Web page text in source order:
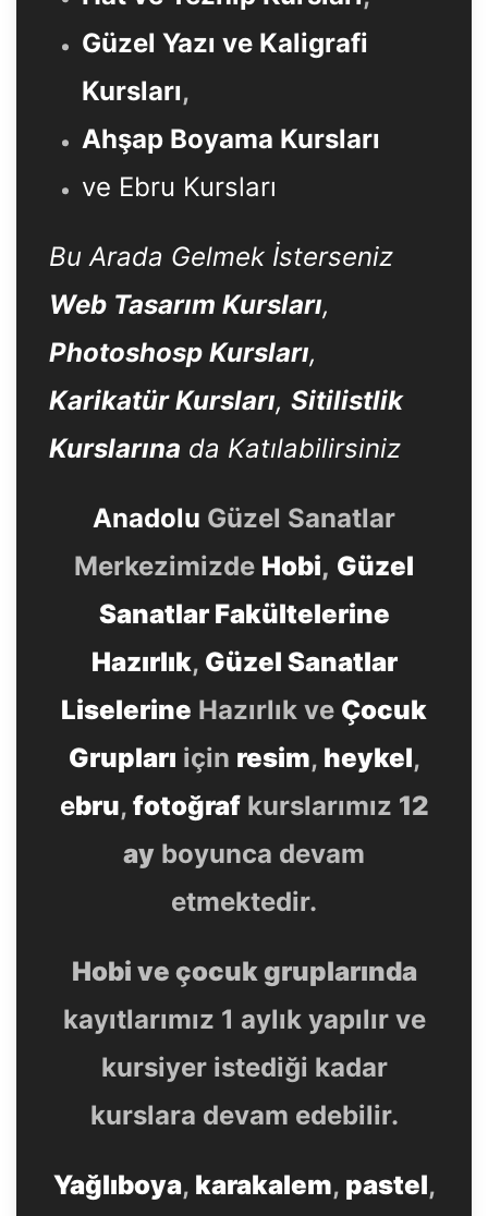
Güzel Yazı ve Kaligrafi
Kursları,
Ahşap Boyama Kursları
ve Ebru Kursları
Bu Arada Gelmek İsterseniz
Web Tasarım Kursları,
Photoshosp Kursları,
Karikatür Kursları, Sitilistlik
Kurslarına da Katılabilirsiniz
Anadolu Güzel Sanatlar
Merkezimizde Hobi, Güzel
Sanatlar Fakültelerine
Hazırlık, Güzel Sanatlar
Liselerine Hazırlık ve Çocuk
Grupları için resim, heykel,
ebru, fotoğrafkurslarımız 12
ay boyunca devam
etmektedir.
Hobi ve çocuk gruplarında
kayıtlarımız 1 aylık yapılır ve
kursiyer istediği kadar
kurslara devam edebilir.
Yağlıboya, karakalem, pastel,